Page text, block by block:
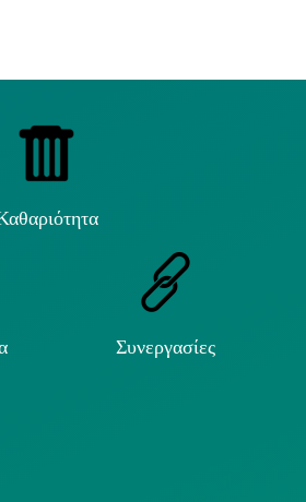
Συνεργασίες